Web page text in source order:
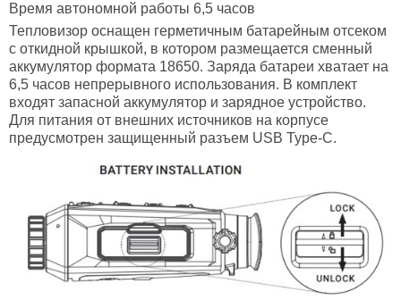
Время автономной работы 6,5 часов
Тепловизор оснащен герметичным батарейным отсеком
с откидной крышкой, в котором размещается сменный
аккумулятор формата 18650. Заряда батареи хватает на
6,5 часов непрерывного использования. В комплект
входят запасной аккумулятор и зарядное устройство.
Для питания от внешних источников на корпусе
предусмотрен защищенный разъем USB Type-C.